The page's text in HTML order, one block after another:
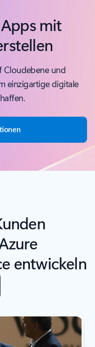
mit
Cloudebene und
einzigartige digitale
entwickeln